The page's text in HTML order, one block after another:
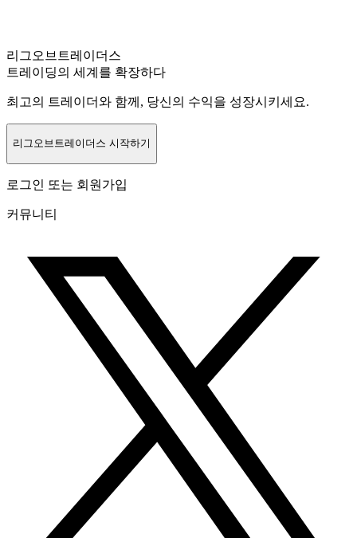
리그오브트레이더스
트레이딩의 세계를 확장하다
최고의 트레이더와 함께, 당신의 수익을 성장시키세요.
리그오브트레이더스 시작하기
로그인 또는 회원가입
커뮤니티